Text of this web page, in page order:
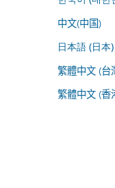
中文(中国)
日本語 (日本)
繁體中文 (台
繁體中文 (香